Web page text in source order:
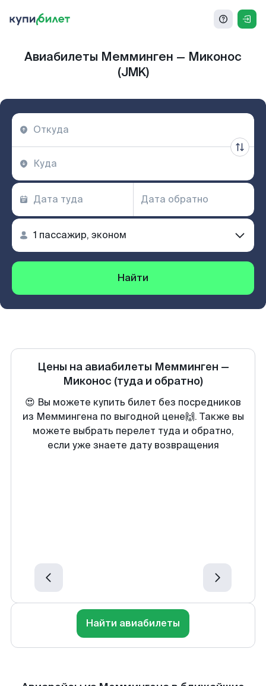
Авиабилеты Мемминген — Миконос
(JMK)
Найти
Цены на авиабилеты Мемминген —
Миконос (туда и обратно)
😍 Вы можете купить билет без посредников
из Меммингена по выгодной цене🙌. Также вы
можете выбрать перелет туда и обратно,
если уже знаете дату возвращения
Найти авиабилеты